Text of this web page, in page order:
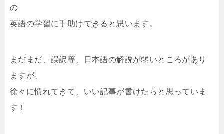
の
英語の学習に手助けできると思います。
まだまだ、誤訳等、日本語の解説が弱いところがあり
ますが、
徐々に慣れてきて、いい記事が書けたらと思っていま
す！